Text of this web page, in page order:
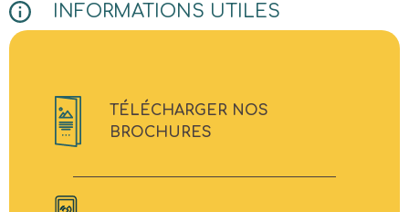
INFORMATIONS UTILES
TÉLÉCHARGER NOS
BROCHURES